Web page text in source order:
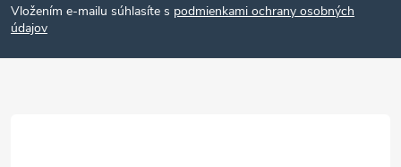
p
Vložením e-mailu súhlasíte s podmienkami ochrany osobných
údajov